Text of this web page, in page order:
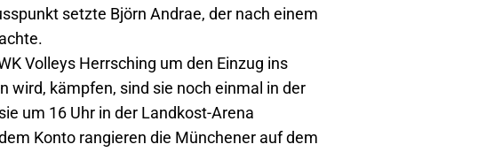
setzte Björn Andrae, der nach einem
Volleys Herrsching um den Einzug ins
wird, kämpfen, sind sie noch einmal in der
um 16 Uhr in der Landkost-Arena
Konto rangieren die Münchener auf dem